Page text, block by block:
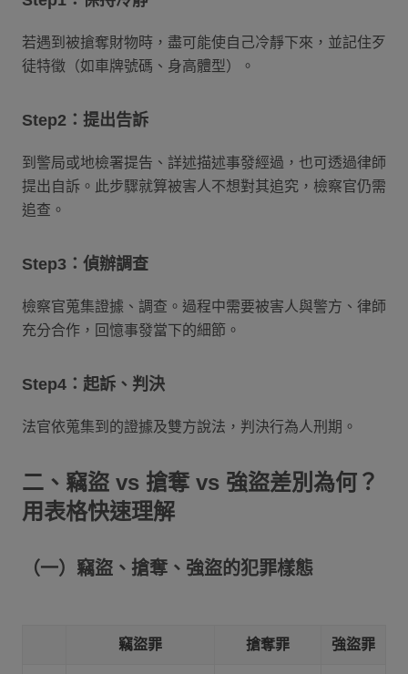
若遇到被搶奪財物時，盡可能使自己冷靜下來，並記住歹
徒特徵（如車牌號碼、身高體型）。
Step2：提出告訴
到警局或地檢署提告、詳述描述事發經過，也可透過律師
提出自訴。此步驟就算被害人不想對其追究，檢察官仍需
追查。
Step3：偵辦調查
檢察官蒐集證據、調查。過程中需要被害人與警方、律師
充分合作，回憶事發當下的細節。
Step4：起訴、判決
法官依蒐集到的證據及雙方說法，判決行為人刑期。
二、竊盜 vs 搶奪 vs 強盜差別為何？
用表格快速理解
（一）竊盜、搶奪、強盜的犯罪樣態
竊盜罪 搶奪罪 強盜罪